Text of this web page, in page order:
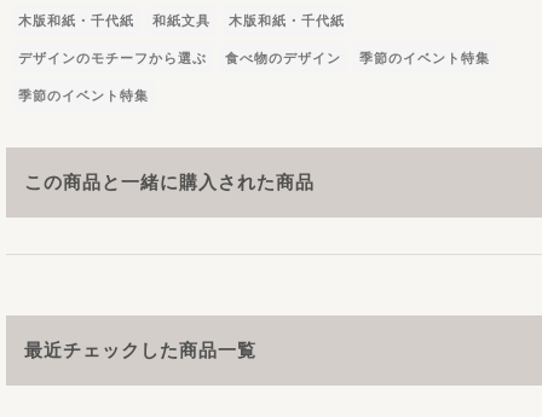
木版和紙・千代紙 和紙文具 木版和紙・千代紙
デザインのモチーフから選ぶ 食べ物のデザイン 季節のイベント特集
季節のイベント特集
この商品と一緒に購入された商品
最近チェックした商品一覧